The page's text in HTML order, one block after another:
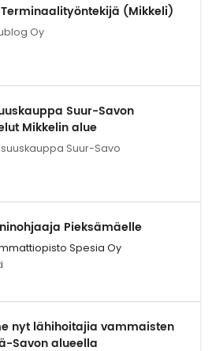
(Mikkeli)
Oy
Suur-Savon
Mikkelin alue
Suur-Savo
Pieksämäelle
Spesia Oy
nyt lähihoitajia vammaisten
Savon alueella